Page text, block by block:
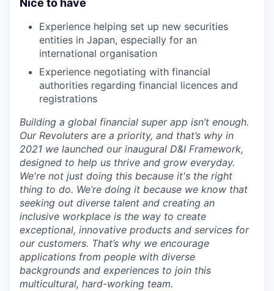
Nice to have
Experience helping set up new securities
entities in Japan, especially for an
international organisation
Experience negotiating with financial
authorities regarding financial licences and
registrations
Building a global financial super app isn’t enough.
Our Revoluters are a priority, and that’s why in
2021 we launched our inaugural D&I Framework,
designed to help us thrive and grow everyday.
We're not just doing this because it's the right
thing to do. We’re doing it because we know that
seeking out diverse talent and creating an
inclusive workplace is the way to create
exceptional, innovative products and services for
our customers. That’s why we encourage
applications from people with diverse
backgrounds and experiences to join this
multicultural, hard-working team.